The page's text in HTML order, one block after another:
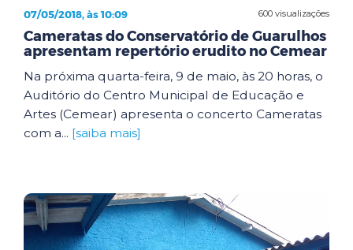
600 visualizações
07/05/2018, às 10:09
Cameratas do Conservatório de Guarulhos
apresentam repertório erudito no Cemear
Na próxima quarta-feira, 9 de maio, às 20 horas, o
Auditório do Centro Municipal de Educação e
Artes (Cemear) apresenta o concerto Cameratas
com a... [saiba mais]